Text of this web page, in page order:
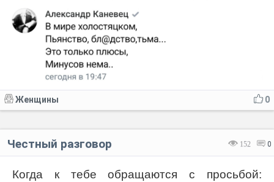
0
Женщины
152 0
Честный разговор
Когда к тебе обращаются с просьбой: